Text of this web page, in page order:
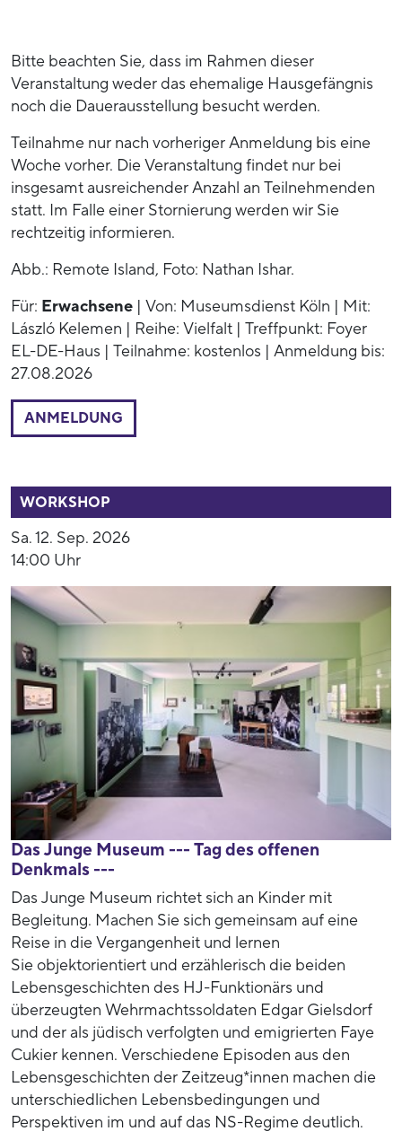
Bitte beachten Sie, dass im Rahmen dieser
Veranstaltung weder das ehemalige Hausgefängnis
noch die Dauerausstellung besucht werden.
Teilnahme nur nach vorheriger Anmeldung bis eine
Woche vorher. Die Veranstaltung findet nur bei
insgesamt ausreichender Anzahl an Teilnehmenden
statt. Im Falle einer Stornierung werden wir Sie
rechtzeitig informieren.
Abb.: Remote Island, Foto: Nathan Ishar.
Für: Erwachsene | Von: Museumsdienst Köln | Mit:
László Kelemen | Reihe: Vielfalt | Treffpunkt: Foyer
EL-DE-Haus | Teilnahme: kostenlos | Anmeldung bis:
27.08.2026
ANMELDUNG
WORKSHOP
Sa. 12. Sep. 2026
14:00 Uhr
Das Junge Museum --- Tag des offenen
Denkmals ---
Das Junge Museum richtet sich an Kinder mit
Begleitung. Machen Sie sich gemeinsam auf eine
Reise in die Vergangenheit und lernen
Sie objektorientiert und erzählerisch die beiden
Lebensgeschichten des HJ-Funktionärs und
überzeugten Wehrmachtssoldaten Edgar Gielsdorf
und der als jüdisch verfolgten und emigrierten Faye
Cukier kennen. Verschiedene Episoden aus den
Lebensgeschichten der Zeitzeug*innen machen die
unterschiedlichen Lebensbedingungen und
Perspektiven im und auf das NS-Regime deutlich.